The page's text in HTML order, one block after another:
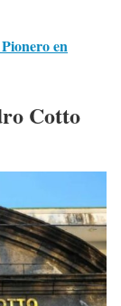
en
Cotto